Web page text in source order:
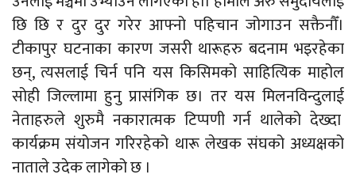
छि छि र दुर दुर गरेर आफ्नो पहिचान जोगाउन सक्तैनौँ।
टीकापुर घटनाका कारण जसरी थारूहरु बदनाम भइरहेका
छन्, त्यसलाई चिर्न पनि यस किसिमको साहित्यिक माहोल
सोही जिल्लामा हुनु प्रासंगिक छ। तर यस मिलनविन्दुलाई
नेताहरुले शुरुमै नकारात्मक टिप्पणी गर्न थालेको देख्दा
कार्यक्रम संयोजन गरिरहेको थारू लेखक संघको अध्यक्षको
नाताले उदेक लागेको छ ।